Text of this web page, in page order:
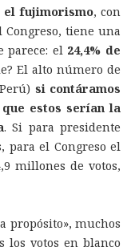
el fujimorismo, con
tiene una
parece: el 24,4% de
El alto número de
si contáramos
estos serían la
. Si para presidente
para el Congreso el
millones de votos,
propósito», muchos
los votos en blanco